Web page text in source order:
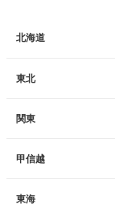
北海道
東北
関東
甲信越
東海